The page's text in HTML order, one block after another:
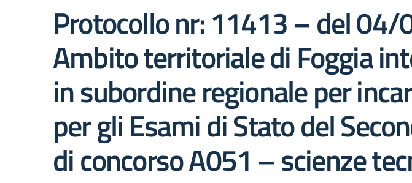
Protocollo nr: 11413 – del 04/
Ambito territoriale di Foggia
in subordine regionale per
per gli Esami di Stato del
di concorso A051 – scienze